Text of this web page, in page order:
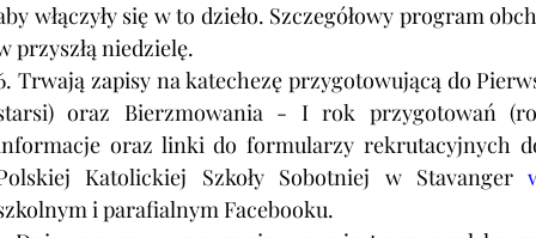
włączyły się w to dzieło. Szczegółowy program
przyszłą niedzielę.
Trwają zapisy na katechezę przygotowującą do
oraz Bierzmowania - I rok przygotowań
oraz linki do formularzy rekrutacyjnych
Katolickiej Szkoły Sobotniej w Stavanger
i parafialnym Facebooku.